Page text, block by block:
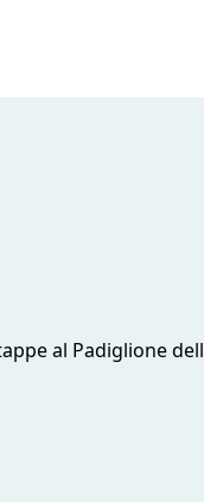
al Padiglione